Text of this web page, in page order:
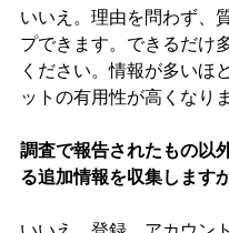
いいえ。理由を問わず、
プできます。できるだけ
ください。情報が多いほ
ットの有用性が高くなり
調査で報告されたもの以
る追加情報を収集します